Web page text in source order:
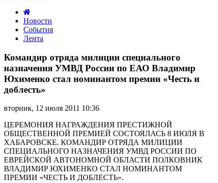
Новости
События
Лента
отряда
милиции
специального
назначения
УМВД
по
Владимир
Юхименко
стал
номинантом
премии
«Честь
и
Командир отряда милиции специального
назначения УМВД России по ЕАО Владимир
Юхименко стал номинантом премии «Честь и
доблесть»
вторник, 12 июля 2011 10:36
ЦЕРЕМОНИЯ НАГРАЖДЕНИЯ ПРЕСТИЖНОЙ
ОБЩЕСТВЕННОЙ ПРЕМИЕЙ СОСТОЯЛАСЬ 8 ИЮЛЯ В
ХАБАРОВСКЕ. КОМАНДИР ОТРЯДА МИЛИЦИИ
СПЕЦИАЛЬНОГО НАЗНАЧЕНИЯ УМВД РОССИИ ПО
ЕВРЕЙСКОЙ АВТОНОМНОЙ ОБЛАСТИ ПОЛКОВНИК
ВЛАДИМИР ЮХИМЕНКО СТАЛ НОМИНАНТОМ
ПРЕМИИ «ЧЕСТЬ И ДОБЛЕСТЬ».